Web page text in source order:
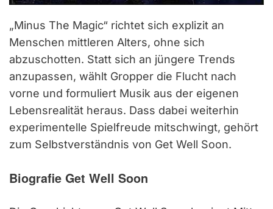
„Minus The Magic“ richtet sich explizit an
Menschen mittleren Alters, ohne sich
abzuschotten. Statt sich an jüngere Trends
anzupassen, wählt Gropper die Flucht nach
vorne und formuliert Musik aus der eigenen
Lebensrealität heraus. Dass dabei weiterhin
experimentelle Spielfreude mitschwingt, gehört
zum Selbstverständnis von Get Well Soon.
Biografie Get Well Soon